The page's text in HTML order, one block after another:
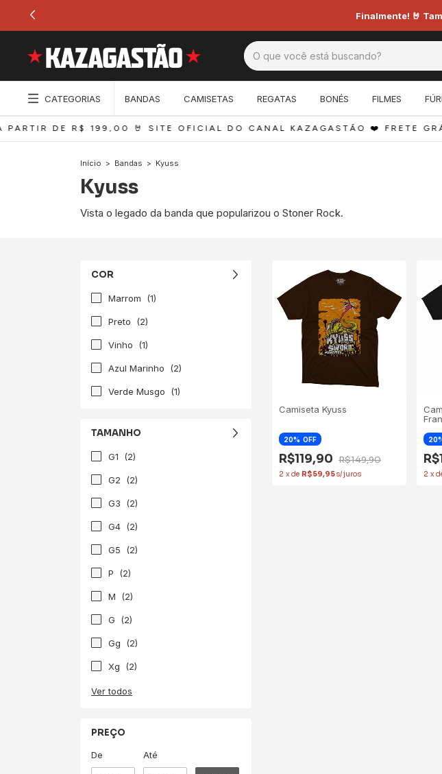
Finalmente! 🤘
CATEGORIAS BANDAS CAMISETAS REGATAS BONÉS FILMES
DE R$ 199,00 🤘 SITE OFICIAL DO CANAL KAZAGASTÃO ❤️ FRETE
Início > Bandas > Kyuss
Kyuss
Vista o legado da banda que popularizou o Stoner Rock.
COR
Marrom (1)
Preto (2)
Vinho (1)
Azul Marinho (2)
Verde Musgo (1)
TAMANHO
G1 (2)
G2 (2)
G3 (2)
G4 (2)
G5 (2)
P (2)
M (2)
G (2)
Gg (2)
Xg (2)
Ver todos
PREÇO
De Até
Camiseta Kyuss
20 OFF
R$119,90 R$149,90
2 x de R$59,95
20
2 x